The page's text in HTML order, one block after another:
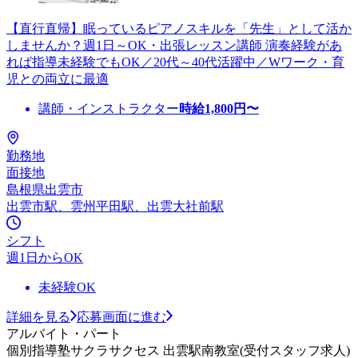
【直行直帰】眠っているピアノスキルを「先生」として活か
しませんか？週1日～OK・出張レッスン講師 演奏経験があ
れば指導未経験でもOK／20代～40代活躍中／Wワーク・育
児との両立に最適
講師・インストラクター時給1,800円〜
勤務地
面接地
島根県出雲市
出雲市駅、雲州平田駅、出雲大社前駅
シフト
週1日からOK
未経験OK
詳細を見る
応募画面に進む
アルバイト・パート
個別指導塾サクラサクセス 出雲駅南教室(受付スタッフ求人)